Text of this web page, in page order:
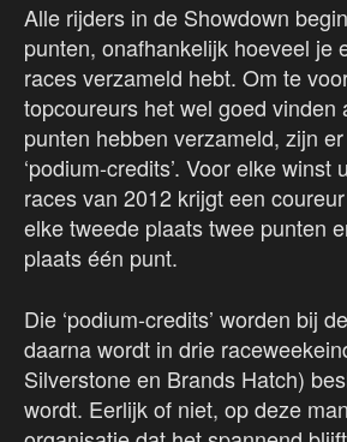
Alle rijders in de Showdown
punten, onafhankelijk hoeveel je
races verzameld hebt. Om te
topcoureurs het wel goed vinden
punten hebben verzameld, zijn
‘podium-credits’. Voor elke
races van 2012 krijgt een
elke tweede plaats twee punten
plaats één punt.
Die ‘podium-credits’ worden bij
daarna wordt in drie
Silverstone en Brands Hatch)
wordt. Eerlijk of niet, op deze